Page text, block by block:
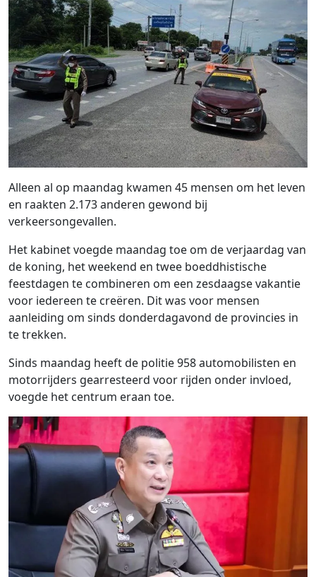
Alleen al op maandag kwamen 45 mensen om het leven
en raakten 2.173 anderen gewond bij
verkeersongevallen.
Het kabinet voegde maandag toe om de verjaardag van
de koning, het weekend en twee boeddhistische
feestdagen te combineren om een ​​zesdaagse vakantie
voor iedereen te creëren. Dit was voor mensen
aanleiding om sinds donderdagavond de provincies in
te trekken.
Sinds maandag heeft de politie 958 automobilisten en
motorrijders gearresteerd voor rijden onder invloed,
voegde het centrum eraan toe.